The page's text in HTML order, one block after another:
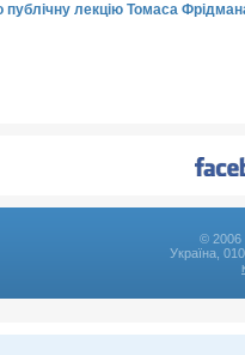
лекцію Томаса
© 2006
Україна,